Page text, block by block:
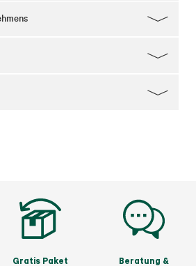
Rostfläche von fast 2.000 cm²,
zeitgleich satt zu bekommen.
verfügt er über Aufnahmen an
Gratis Paket
Beratung &